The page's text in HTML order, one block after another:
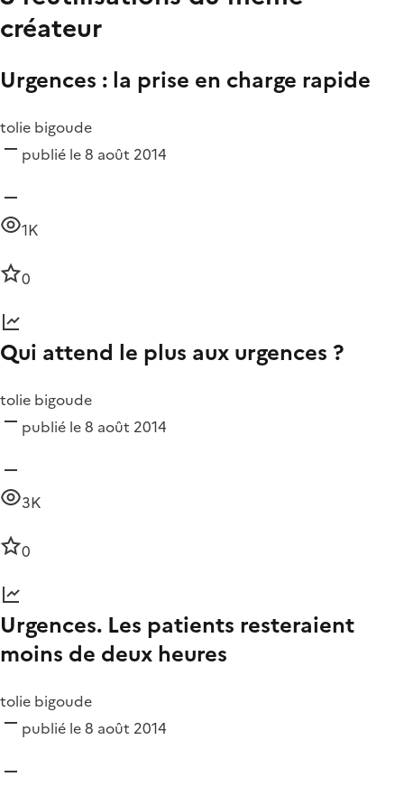
créateur
Urgences : la prise en charge rapide
tolie bigoude
publié le 8 août 2014
1K
0
Qui attend le plus aux urgences ?
tolie bigoude
publié le 8 août 2014
3K
0
Urgences. Les patients resteraient
moins de deux heures
tolie bigoude
publié le 8 août 2014